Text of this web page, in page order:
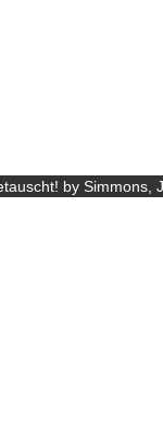
by Simmons,